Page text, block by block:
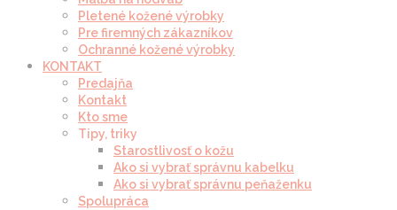
Pletené kožené výrobky
Pre firemných zákazníkov
Ochranné kožené výrobky
KONTAKT
Predajňa
Kontakt
Kto sme
Tipy, triky
Starostlivosť o kožu
Ako si vybrať správnu kabelku
Ako si vybrať správnu peňaženku
Spolupráca